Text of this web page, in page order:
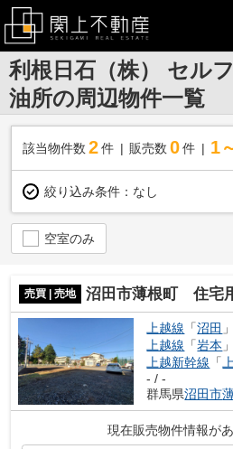
利根日石（株） セル
油所の周辺物件一覧
該当物件数 2件 販売数 0 件 1
絞り込み条件： なし
空室のみ
売買 | 売地 沼田市薄根町 住宅
上越線 「沼田
上越線 「岩本
上越新幹線 「
- / -
群馬県沼田市
現在販売物件情報があ